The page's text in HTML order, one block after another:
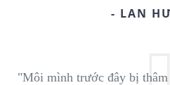
- LAN
"Môi mình trước đây bị thâm